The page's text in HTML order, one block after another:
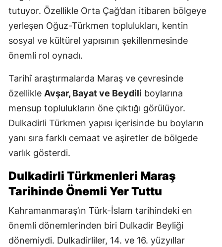
tutuyor. Özellikle Orta Çağ’dan itibaren bölgeye
yerleşen Oğuz-Türkmen toplulukları, kentin
sosyal ve kültürel yapısının şekillenmesinde
önemli rol oynadı.
Tarihî araştırmalarda Maraş ve çevresinde
özellikle Avşar, Bayat ve Beydili boylarına
mensup toplulukların öne çıktığı görülüyor.
Dulkadirli Türkmen yapısı içerisinde bu boyların
yanı sıra farklı cemaat ve aşiretler de bölgede
varlık gösterdi.
Dulkadirli Türkmenleri Maraş
Tarihinde Önemli Yer Tuttu
Kahramanmaraş’ın Türk-İslam tarihindeki en
önemli dönemlerinden biri Dulkadir Beyliği
dönemiydi. Dulkadirliler, 14. ve 16. yüzyıllar